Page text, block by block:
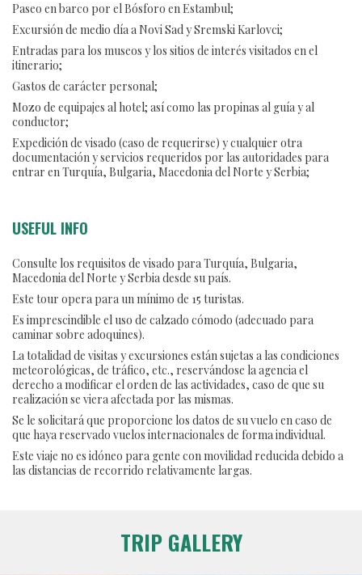
Paseo en barco por el Bósforo en Estambul;
Excursión de medio día a Novi Sad y Sremski Karlovci;
Entradas para los museos y los sitios de interés visitados en el
itinerario;
Gastos de carácter personal;
Mozo de equipajes al hotel; así como las propinas al guía y al
conductor;
Expedición de visado (caso de requerirse) y cualquier otra
documentación y servicios requeridos por las autoridades para
entrar en Turquía, Bulgaria, Macedonia del Norte y Serbia;
USEFUL INFO
Consulte los requisitos de visado para Turquía, Bulgaria,
Macedonia del Norte y Serbia desde su país.
Este tour opera para un mínimo de 15 turistas.
Es imprescindible el uso de calzado cómodo (adecuado para
caminar sobre adoquines).
La totalidad de visitas y excursiones están sujetas a las condiciones
meteorológicas, de tráfico, etc., reservándose la agencia el
derecho a modificar el orden de las actividades, caso de que su
realización se viera afectada por las mismas.
Se le solicitará que proporcione los datos de su vuelo en caso de
que haya reservado vuelos internacionales de forma individual.
Este viaje no es idóneo para gente con movilidad reducida debido a
las distancias de recorrido relativamente largas.
TRIP GALLERY